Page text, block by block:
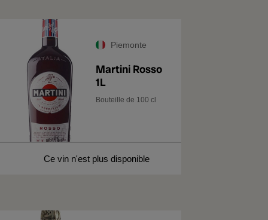
Piemonte
Martini Rosso
1L
Bouteille de 100 cl
Ce vin n'est plus disponible